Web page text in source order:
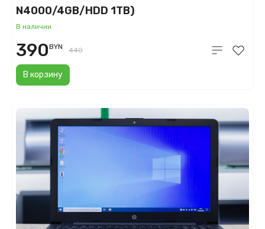
N4000/4GB/HDD 1TB)
В наличии
В корзину
390BYN 440